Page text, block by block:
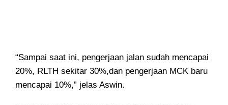
“Sampai saat ini, pengerjaan jalan sudah mencapai
20%, RLTH sekitar 30%,dan pengerjaan MCK baru
mencapai 10%,” jelas Aswin.